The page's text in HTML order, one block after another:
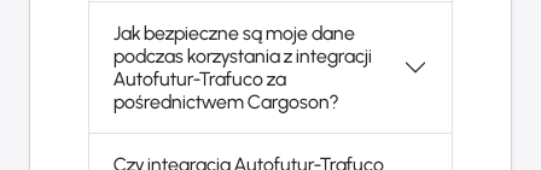
Jak bezpieczne są moje dane
podczas korzystania z integracji
Autofutur-Trafuco za
pośrednictwem Cargoson?
Czy integracja Autofutur-Trafuco